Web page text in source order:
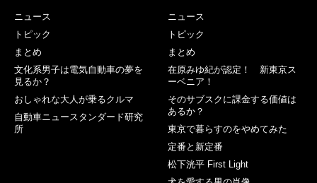
ニュース
トピック
まとめ
文化系男子は電気自動車の夢を
見るか？
おしゃれな大人が乗るクルマ
自動車ニュースタンダード研究
所
ニュース
トピック
まとめ
在原みゆ紀が認定！ 新東京ス
ーベニア！
そのサブスクに課金する価値は
あるか？
東京で暮らすのをやめてみた
定番と新定番
松下洸平 First Light